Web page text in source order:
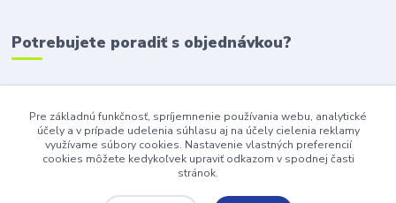
Potrebujete poradiť s objednávkou?
(Po-Pia, 10-16 hod.)
info@toneryzilina.sk
Pre základnú funkčnosť, spríjemnenie používania webu, analytické
účely a v prípade udelenia súhlasu aj na účely cielenia reklamy
využívame súbory cookies. Nastavenie vlastných preferencií
cookies môžete kedykoľvek upraviť odkazom v spodnej časti
stránok.